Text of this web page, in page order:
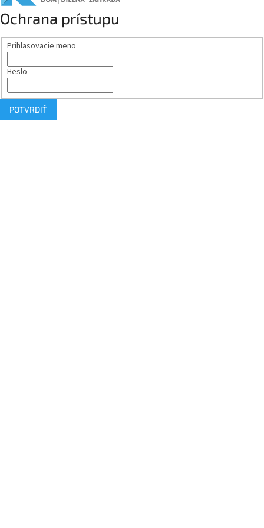
Ochrana prístupu
Prihlasovacie meno
Heslo
POTVRDIŤ